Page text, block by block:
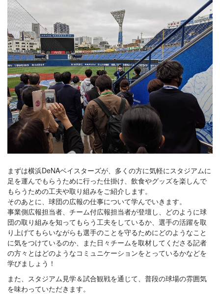
まずは横浜DeNAベイスターズが、多くの方に気軽にスタジアムに
足を運んでもらうために行った仕掛け、飲食やグッズを楽しんで
もらうための工夫や取り組みをご紹介します。
そのあとに、球団の広報の仕事について学んでいきます。
事業側広報担当者、チーム付広報担当者が登壇し、どのように球
団の取り組みを知ってもらう工夫をしているか、選手の活躍を取
り上げてもらいながらも選手のことを守るためにどのようなこと
に気をつけているのか、また日々チームを取材してくださる記者
の方々とはどのようなコミュニケーションをとっているかなどを
学びましょう！
また、スタジアム見学＆試合観戦を通じて、普段の球場の雰囲気
を味わっていただきます。